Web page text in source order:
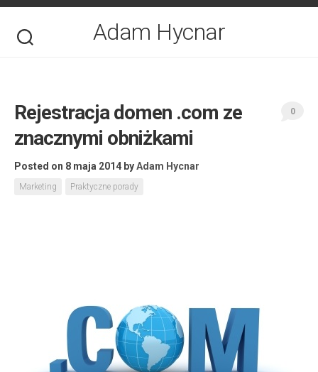
Skip
content
Adam Hycnar
Rejestracja domen .com ze
znacznymi obniżkami
Posted on 8 maja 2014 byAdam Hycnar
Marketing Praktyczne porady
0